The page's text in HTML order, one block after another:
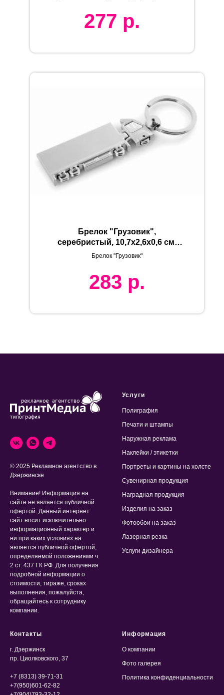
277 р.
Брелок "Грузовик",
серебристый, 10,7х2,6х0,6 см,
металл, лазерная гравировка
Брелок "Грузовик"
283 р.
© 2025 Рекламное агентство в
Дзержинске
Внимание! Информация на
сайте не является публичной
офертой. Данный интернет
сайт носит исключительно
информационный характер и
ни при каких условиях на
является публичной офертой,
определяемой положениями ч.
2 ст. 437 ГК РФ. Для получения
подробной информации о
стоимости, тираже, сроках
выполнения, пожалуйста,
обращайтесь к сотруднику
компании.
Услуги
Полиграфия
Печати и штампы
Наружная реклама
Наклейки / этикетки
Портреты и картины на холсте
Сувенирная продукция
Наградная продукция
Изделия на заказ
Фотообои на заказ
Лазерная резка
Услуги дизайнера
Контакты
г. Дзержинск
пр. Циолковского, 37
+7 (8313) 39-71-31
+7(950)601-62-82
Информация
О компании
Фото галерея
Политика конфиденциальности